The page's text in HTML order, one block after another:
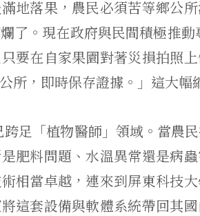
地落果，農民必須苦等鄉公
了。現在政府與民間積極推
要在自家果園對著災損拍照
所，即時保存證據。」這大幅
足「植物醫師」領域。當農
肥料問題、水溫異常還是病蟲
相當卓越，連來到屏東科技
這套設備與軟體系統帶回其